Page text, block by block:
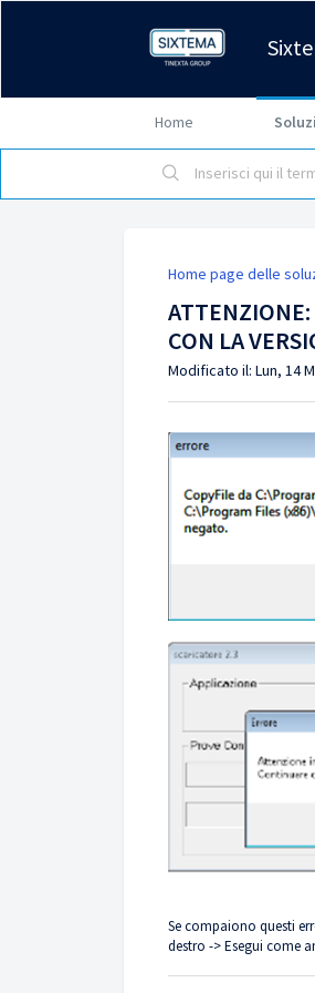
Home
Home page delle
ATTENZIONE:
CON LA
Modificato il: Lun, 14
Se compaiono questi
destro -> Esegui come